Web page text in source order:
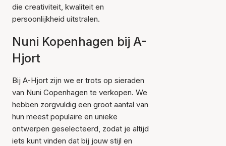
die creativiteit, kwaliteit en
persoonlijkheid uitstralen.
Nuni Kopenhagen bij A-
Hjort
Bij A-Hjort zijn we er trots op sieraden
van Nuni Copenhagen te verkopen. We
hebben zorgvuldig een groot aantal van
hun meest populaire en unieke
ontwerpen geselecteerd, zodat je altijd
iets kunt vinden dat bij jouw stijl en